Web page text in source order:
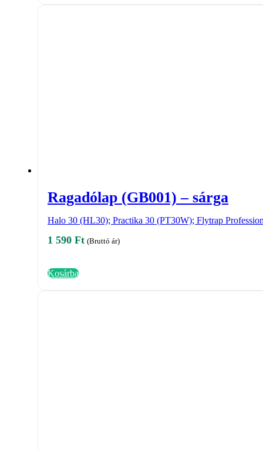
Ragadólap (GB001) – sárga
Halo 30 (HL30); Practika 30 (PT30W); Flytrap
1 590 Ft (Bruttó ár)
Kosárba